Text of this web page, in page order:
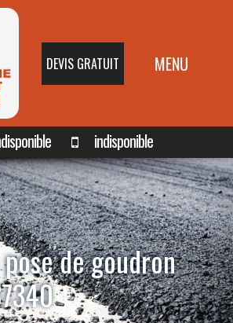
DEVIS GRATUIT MENU
indisponible
de goudron